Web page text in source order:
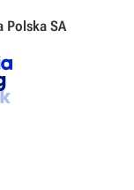
Polska SA